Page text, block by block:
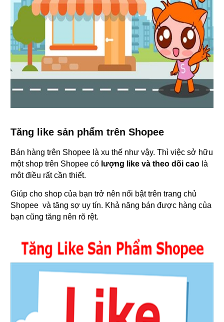
Tăng like sản phẩm trên Shopee
Bán hàng trên Shopee là xu thế như vậy. Thì việc sở hữu
một shop trên Shopee có lượng like và theo dõi cao là
môt điều rất cần thiết.
Giúp cho shop của bạn trở nên nổi bật trên trang chủ
Shopee và tăng sợ uy tín. Khả năng bán được hàng của
bạn cũng tăng nên rõ rệt.